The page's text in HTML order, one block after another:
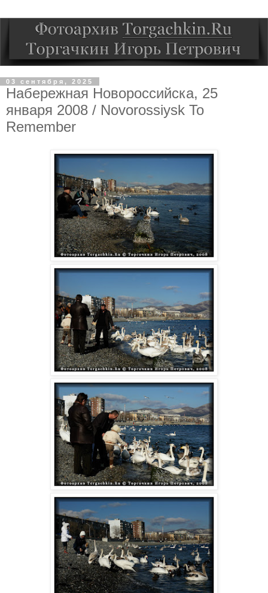
03 сентября, 2025
Набережная Новороссийска, 25
января 2008 / Novorossiysk To
Remember